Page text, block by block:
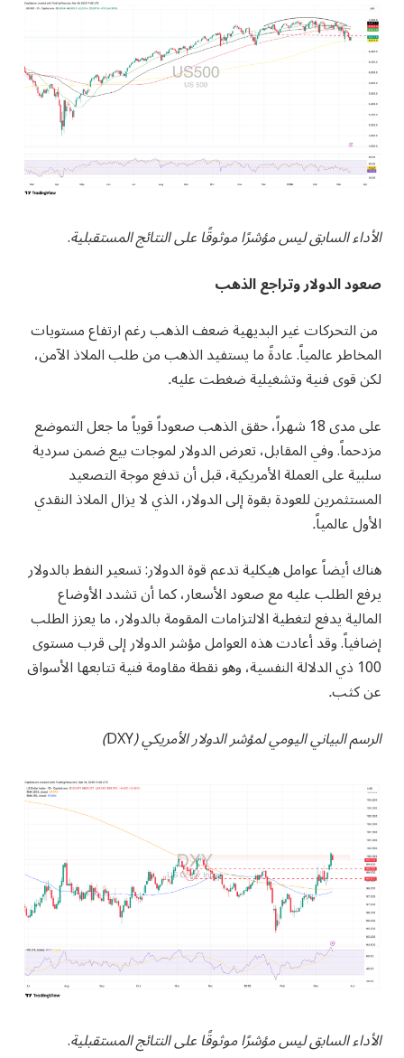
الأداء السابق ليس مؤشرًا موثوقًا على النتائج المستقبلية.
صعود الدولار وتراجع الذهب
من التحركات غير البديهية ضعف الذهب رغم ارتفاع مستويات
المخاطر عالمياً. عادةً ما يستفيد الذهب من طلب الملاذ الآمن،
لكن قوى فنية وتشغيلية ضغطت عليه.
على مدى 18 شهراً، حقق الذهب صعوداً قوياً ما جعل التموضع
مزدحماً. وفي المقابل، تعرض الدولار لموجات بيع ضمن سردية
سلبية على العملة الأمريكية، قبل أن تدفع موجة التصعيد
المستثمرين للعودة بقوة إلى الدولار، الذي لا يزال الملاذ النقدي
الأول عالمياً.
هناك أيضاً عوامل هيكلية تدعم قوة الدولار: تسعير النفط بالدولار
يرفع الطلب عليه مع صعود الأسعار، كما أن تشدد الأوضاع
المالية يدفع لتغطية الالتزامات المقومة بالدولار، ما يعزز الطلب
إضافياً. وقد أعادت هذه العوامل مؤشر الدولار إلى قرب مستوى
100 ذي الدلالة النفسية، وهو نقطة مقاومة فنية تتابعها الأسواق
عن كثب.
الرسم البياني اليومي لمؤشر الدولار الأمريكي (DXY
)
الأداء السابق ليس مؤشرًا موثوقًا على النتائج المستقبلية.